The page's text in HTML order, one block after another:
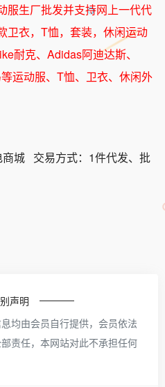
服生厂批发并支持网上一代代
卫衣，T恤，套装，休闲运动
耐克、Adidas阿迪达斯、
运动服、T恤、卫衣、休闲外
城 交易方式： 1件代发、批
声明
均由会员自行提供，会员依法
责任，本网站对此不承担任何